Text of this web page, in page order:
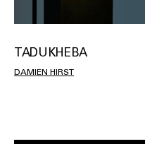
TADUKHEBA
DAMIEN HIRST